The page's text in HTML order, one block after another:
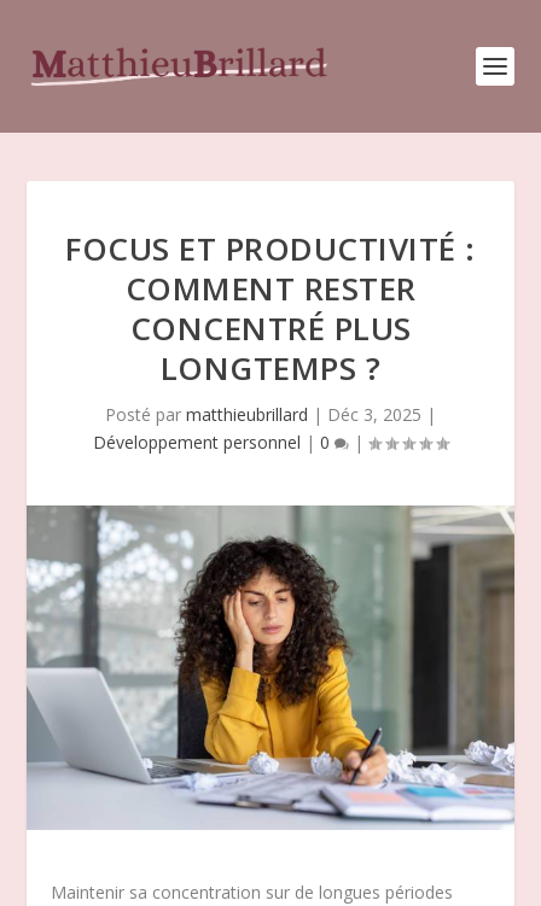
FOCUS ET PRODUCTIVITÉ :
COMMENT RESTER
CONCENTRÉ PLUS
LONGTEMPS ?
Posté par matthieubrillard | Déc 3, 2025 |
Développement personnel | 0 |
Maintenir sa concentration sur de longues périodes